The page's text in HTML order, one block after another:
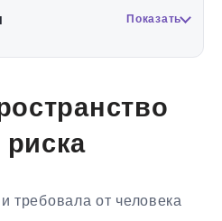
Показать
требовала от человека